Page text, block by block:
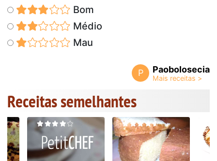
Bom
Médio
Mau
P Paobolosecia
Receitas semelhantes